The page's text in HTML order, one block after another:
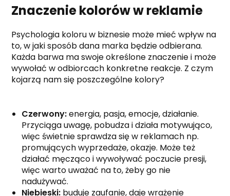
Znaczenie kolorów w reklamie
Psychologia koloru w biznesie może mieć wpływ na
to, w jaki sposób dana marka będzie odbierana.
Każda barwa ma swoje określone znaczenie i może
wywołać w odbiorcach konkretne reakcje. Z czym
kojarzą nam się poszczególne kolory?
Czerwony:energia, pasja, emocje, działanie.
Przyciąga uwagę, pobudza i działa motywująco,
więc świetnie sprawdza się w reklamach np.
promujących wyprzedaże, okazje. Może też
działać męcząco i wywoływać poczucie presji,
więc warto uważać na to, żeby go nie
nadużywać.
Niebieski: buduje zaufanie, daje wrażenie